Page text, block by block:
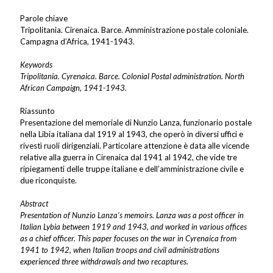
Parole chiave
Tripolitania. Cirenaica. Barce. Amministrazione postale coloniale.
Campagna d’Africa, 1941-1943.
Keywords
Tripolitania. Cyrenaica. Barce. Colonial Postal administration. North
African Campaign, 1941-1943.
Riassunto
Presentazione del memoriale di Nunzio Lanza, funzionario postale
nella Libia italiana dal 1919 al 1943, che operò in diversi uffici e
rivestì ruoli dirigenziali. Particolare attenzione è data alle vicende
relative alla guerra in Cirenaica dal 1941 al 1942, che vide tre
ripiegamenti delle truppe italiane e dell’amministrazione civile e
due riconquiste.
Abstract
Presentation of Nunzio Lanza’s memoirs. Lanza was a post officer in
Italian Lybia between 1919 and 1943, and worked in various offices
as a chief officer. This paper focuses on the war in Cyrenaica from
1941 to 1942, when Italian troops and civil administrations
experienced three withdrawals and two recaptures.